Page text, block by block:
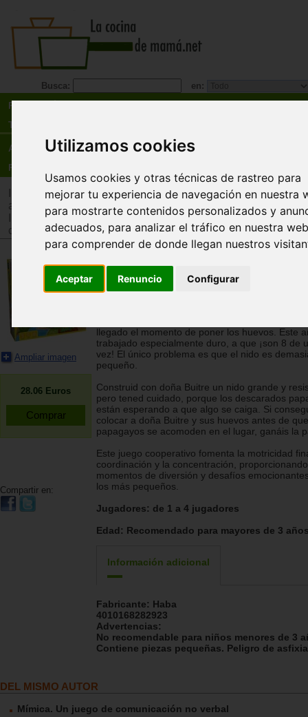
Utilizamos cookies
Usamos cookies y otras técnicas de rastreo para
mejorar tu experiencia de navegación en nuestra
para mostrarte contenidos personalizados y
adecuados, para analizar el tráfico en nuestra
para comprender de donde llegan nuestros
Aceptar Renuncio Configurar
Busca: en:
Recetas
Tienda
Actualidad
Registro
>Tienda>Juguetes infantiles>Juguetes por edad>
años
>Tienda>Juguetes infantiles>Juguetes por tipo >
cooperativos
Ampliar imagen
28.06 Euros
Compartir en:
Doña Buitre. ¡Cuidado con los
huevos!
llegado el momento de poner los huevos. Este
trabajado especialmente duro, a que ¡son 8 de
vez! El único problema es que el nido es
pequeño.
Construid con doña Buitre un nido grande y
pero tened cuidado, porque los descarados
están esperando a que algo se caiga. Si
colocar a doña Buitre y sus huevos antes de
papagayos se acomoden en el lugar, ganáis la
Este juego cooperativo fomenta la motricidad
coordinación y la concentración, proporcionando
momentos de diversión y desafíos
los más pequeños.
Jugadores: de 1 a 4 jugadores
Edad: Recomendado para mayores de 3
Información adicional
Fabricante: Haba
4010168282923
Advertencias:
No recomendable para niños menores de 3
Contiene piezas pequeñas. Peligro de asfixia
DEL MISMO AUTOR
Mímica. Un juego de comunicación no verbal